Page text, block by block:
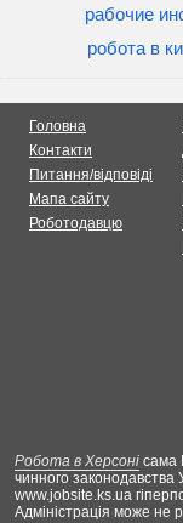
рабочие
робота в
Головна
Контакти
Питання/відповіді
Мапа сайту
Роботодавцю
Робота в Херсоні сама
чинного законодавства
www.jobsite.ks.ua
Адміністрація може не